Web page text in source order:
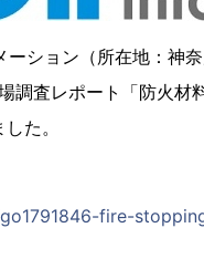
ション（所在地：神
調査レポート「防火
た。
fire-